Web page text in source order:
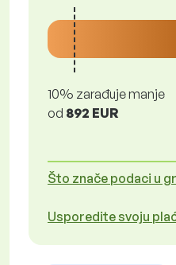
10% zarađuje manje
od 892 EUR
Što znače podaci u
Usporedite svoju